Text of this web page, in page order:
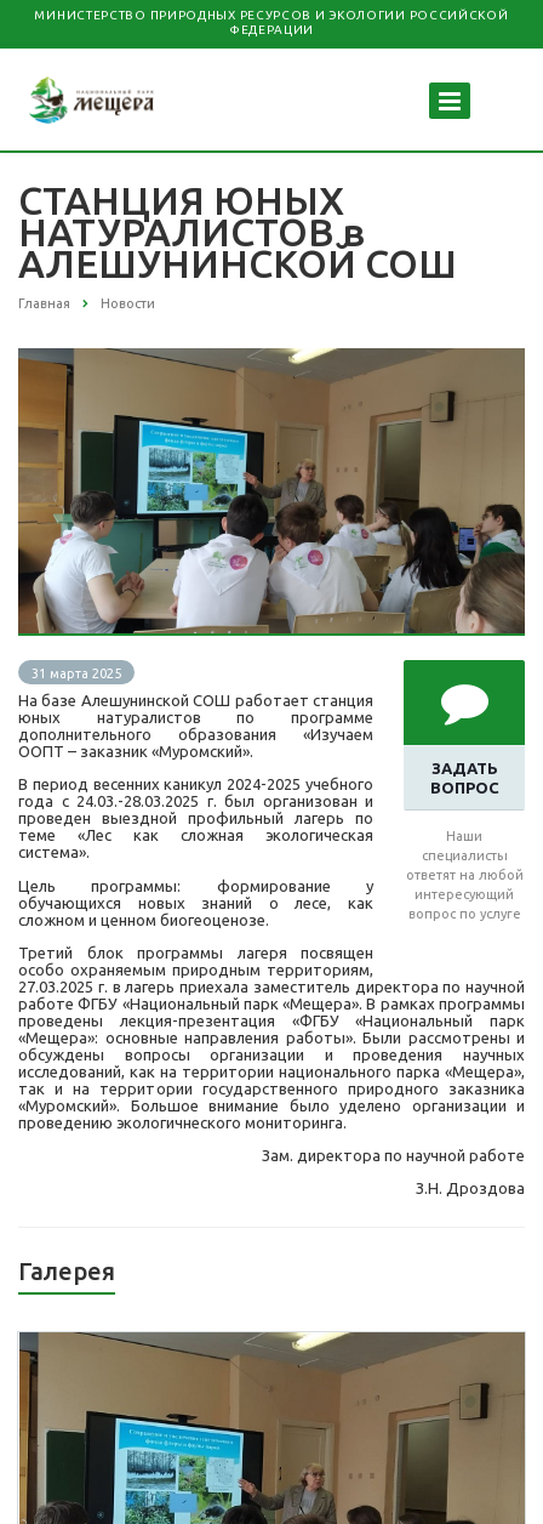
МИНИСТЕРСТВО ПРИРОДНЫХ РЕСУРСОВ И ЭКОЛОГИИ РОССИЙСКОЙ
ФЕДЕРАЦИИ
СТАНЦИЯ ЮНЫХ
НАТУРАЛИСТОВ в
АЛЕШУНИНСКОЙ СОШ
Главная Новости
ЗАДАТЬ
ВОПРОС
Наши
специалисты
ответят на любой
интересующий
вопрос по услуге
31 марта 2025
На базе Алешунинской СОШ работает станция
юных натуралистов по программе
дополнительного образования «Изучаем
ООПТ – заказник «Муромский».
В период весенних каникул 2024-2025 учебного
года с 24.03.-28.03.2025 г. был организован и
проведен выездной профильный лагерь по
теме «Лес как сложная экологическая
система».
Цель программы: формирование у
обучающихся новых знаний о лесе, как
сложном и ценном биогеоценозе.
Третий блок программы лагеря посвящен
особо охраняемым природным территориям,
27.03.2025 г. в лагерь приехала заместитель директора по научной
работе ФГБУ «Национальный парк «Мещера». В рамках программы
проведены лекция-презентация «ФГБУ «Национальный парк
«Мещера»: основные направления работы». Были рассмотрены и
обсуждены вопросы организации и проведения научных
исследований, как на территории национального парка «Мещера»,
так и на территории государственного природного заказника
«Муромский». Большое внимание было уделено организации и
проведению экологичнеского мониторинга.
Зам. директора по научной работе
З.Н. Дроздова
Галерея